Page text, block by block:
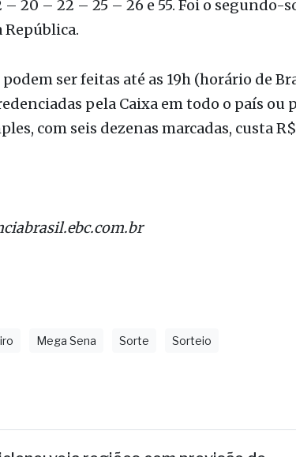
– 20 – 22 – 25 – 26 e 55. Foi o segundo-
República.
ser feitas até as 19h (horário de
pela Caixa em todo o país ou
com seis dezenas marcadas, custa
Mega Sena